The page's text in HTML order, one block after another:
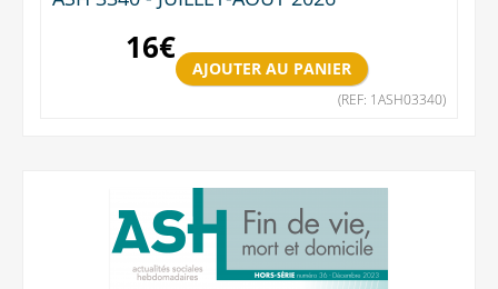
16€
(REF: 1ASH03340)